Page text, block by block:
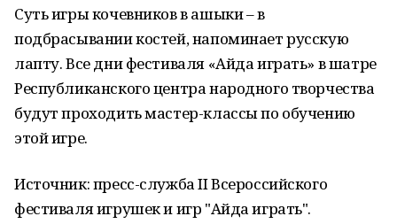
Суть игры кочевников в ашыки – в
подбрасывании костей, напоминает русскую
лапту. Все дни фестиваля «Айда играть» в шатре
Республиканского центра народного творчества
будут проходить мастер-классы по обучению
этой игре.
Источник: пресс-служба II Всероссийского
фестиваля игрушек и игр "Айда играть".